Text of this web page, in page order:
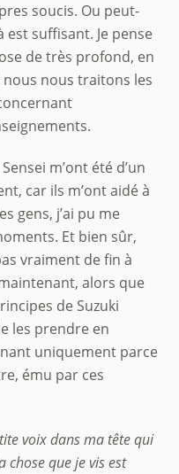
soucis. Ou peut-
est suffisant. Je pense
de très profond, en
nous traitons les
m’ont été d’un
car ils m’ont aidé à
gens, j’ai pu me
Et bien sûr,
vraiment de fin à
alors que
de Suzuki
les prendre en
uniquement parce
ému par ces
voix dans ma tête qui
chose que je vis est